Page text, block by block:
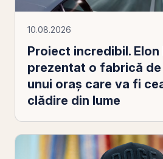
10.08.2026
Proiect incredibil. Elon
prezentat o fabrică de
unui oraș care va fi
clădire din lume